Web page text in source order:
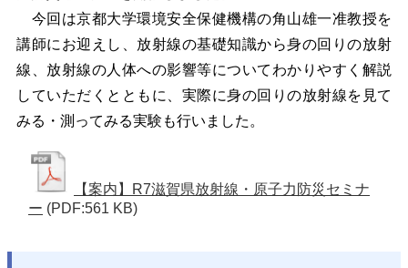
今回は京都大学環境安全保健機構の角山雄一准教授を
講師にお迎えし、 放射線の基礎知識から身の回りの放射
線、放射線の人体への影響等についてわかりやすく解説
していただくとともに、実際に身の回りの放射線を見て
みる・測ってみる実験も行いました。
【案内】R7滋賀県放射線・原子力防災セミナ
ー (PDF:561 KB)